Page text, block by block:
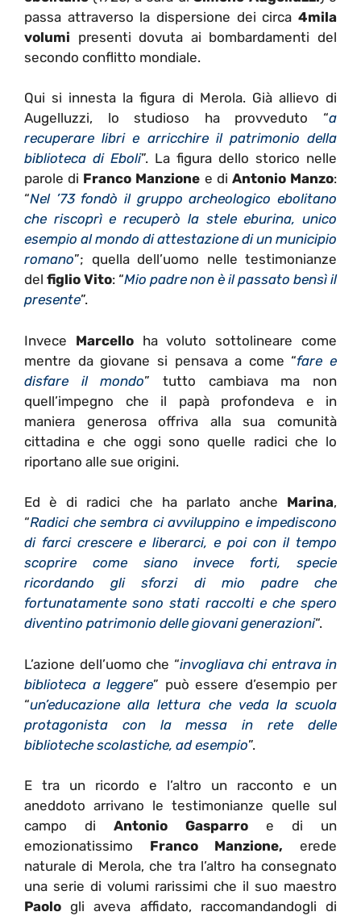
passa attraverso la dispersione dei circa 4mila
volumi presenti dovuta ai bombardamenti del
secondo conflitto mondiale.
Qui si innesta la figura di Merola. Già allievo di
Augelluzzi, lo studioso ha provveduto “a
recuperare libri e arricchire il patrimonio della
biblioteca di Eboli”. La figura dello storico nelle
parole di Franco Manzione e di Antonio Manzo:
“Nel ’73 fondò il gruppo archeologico ebolitano
che riscoprì e recuperò la stele eburina, unico
esempio al mondo di attestazione di un municipio
romano”; quella dell’uomo nelle testimonianze
del figlio Vito: “Mio padre non è il passato bensì il
presente”.
Invece Marcelloha voluto sottolineare come
mentre da giovane si pensava a come “fare e
disfare il mondo” tutto cambiava ma non
quell’impegno che il papà profondeva e in
maniera generosa offriva alla sua comunità
cittadina e che oggi sono quelle radici che lo
riportano alle sue origini.
Ed è di radici che ha parlato anche Marina,
“Radici che sembra ci avviluppino e impediscono
di farci crescere e liberarci, e poi con il tempo
scoprire come siano invece forti, specie
ricordando gli sforzi di mio padre che
fortunatamente sono stati raccolti e che spero
diventino patrimonio delle giovani generazioni“.
L’azione dell’uomo che “invogliava chi entrava in
biblioteca a leggere” può essere d’esempio per
“un’educazione alla lettura che veda la scuola
protagonista con la messa in rete delle
biblioteche scolastiche, ad esempio”.
E tra un ricordo e l’altro un racconto e un
aneddoto arrivano le testimonianze quelle sul
campo di Antonio Gasparro e di un
emozionatissimo Franco Manzione, erede
naturale di Merola, che tra l’altro ha consegnato
una serie di volumi rarissimi che il suo maestro
Paolo gli aveva affidato, raccomandandogli di